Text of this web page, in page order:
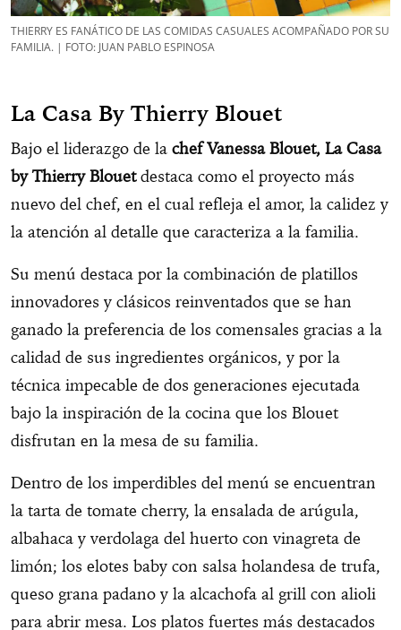
THIERRY ES FANÁTICO DE LAS COMIDAS CASUALES ACOMPAÑADO POR SU
FAMILIA. | FOTO: JUAN PABLO ESPINOSA
La Casa By Thierry Blouet
Bajo el liderazgo de la chef Vanessa Blouet, La Casa
by Thierry Blouetdestaca como el proyecto más
nuevo del chef, en el cual refleja el amor, la calidez y
la atención al detalle que caracteriza a la familia.
Su menú destaca por la combinación de platillos
innovadores y clásicos reinventados que se han
ganado la preferencia de los comensales gracias a la
calidad de sus ingredientes orgánicos, y por la
técnica impecable de dos generaciones ejecutada
bajo la inspiración de la cocina que los Blouet
disfrutan en la mesa de su familia.
Dentro de los imperdibles del menú se encuentran
la tarta de tomate cherry, la ensalada de arúgula,
albahaca y verdolaga del huerto con vinagreta de
limón; los elotes baby con salsa holandesa de trufa,
queso grana padano y la alcachofa al grill con alioli
para abrir mesa. Los platos fuertes más destacados